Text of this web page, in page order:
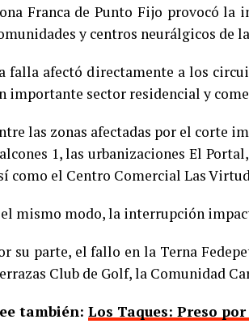
Franca de Punto Fijo provocó la
y centros neurálgicos de
falla afectó directamente a los
importante sector residencial y
las zonas afectadas por el corte
1, las urbanizaciones El
como el Centro Comercial Las
mismo modo, la interrupción
su parte, el fallo en la Terna
Club de Golf, la Comunidad
también: Los Taques: Preso